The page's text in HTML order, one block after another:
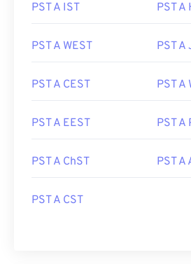
PST A IST PST A
PST A WEST PST A
PST A CEST PST A
PST A EEST PST A
PST A ChST PST A
PST A CST